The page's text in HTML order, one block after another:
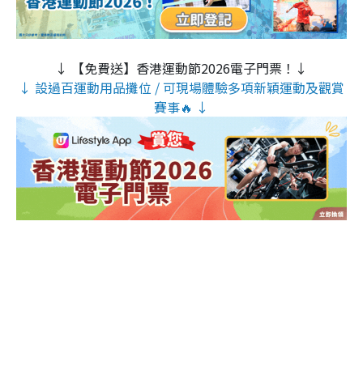
↓ 【免費送】香港運動節2026電子門票！↓
↓ 設過百運動用品攤位 / 可現場體驗多項新穎運動及觀賞
賽事🔥 ↓